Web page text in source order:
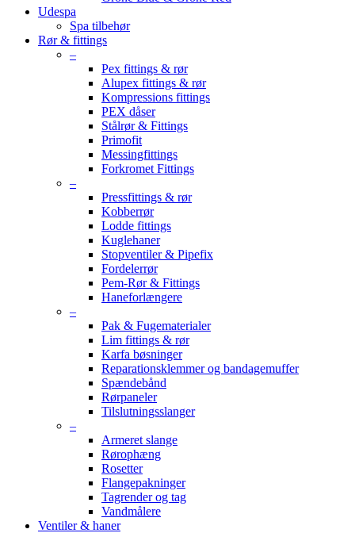
Udespa
Spa tilbehør
Rør & fittings
–
Pex fittings & rør
Alupex fittings & rør
Kompressions fittings
PEX dåser
Stålrør & Fittings
Primofit
Messingfittings
Forkromet Fittings
–
Pressfittings & rør
Kobberrør
Lodde fittings
Kuglehaner
Stopventiler & Pipefix
Fordelerrør
Pem-Rør & Fittings
Haneforlængere
–
Pak & Fugematerialer
Lim fittings & rør
Karfa bøsninger
Reparationsklemmer og bandagemuffer
Spændebånd
Rørpaneler
Tilslutningsslanger
–
Armeret slange
Rørophæng
Rosetter
Flangepakninger
Tagrender og tag
Vandmålere
Ventiler & haner